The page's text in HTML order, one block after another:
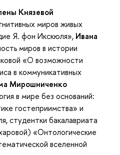
Князевой
миров живых
Я. фон Икскюля», Ивана
миров в истории
«О возможности
в коммуникативных
Мирошниченко
в мире без оснований:
гостеприимства» и
студентки бакалавриата
«Онтологические
вселенной